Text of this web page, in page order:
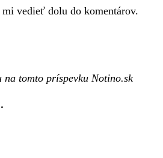
vedieť dolu do komentárov.
na tomto príspevku Notino.sk